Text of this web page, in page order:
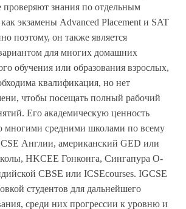
проверяют знания по отдельным
экзамены Advanced Placement и SAT
поэтому, он также является
для многих домашних
обучения или образования взрослых,
квалификация, но нет
чтобы посещать полный рабочий
Его академическую ценность
многими средними школами по всему
Англии, американский GED или
HKCEE Гонконга, Сингапура O-
CBSE или ICSEcourses. IGCSE
студентов для дальнейшего
среди них прогрессии к уровню и